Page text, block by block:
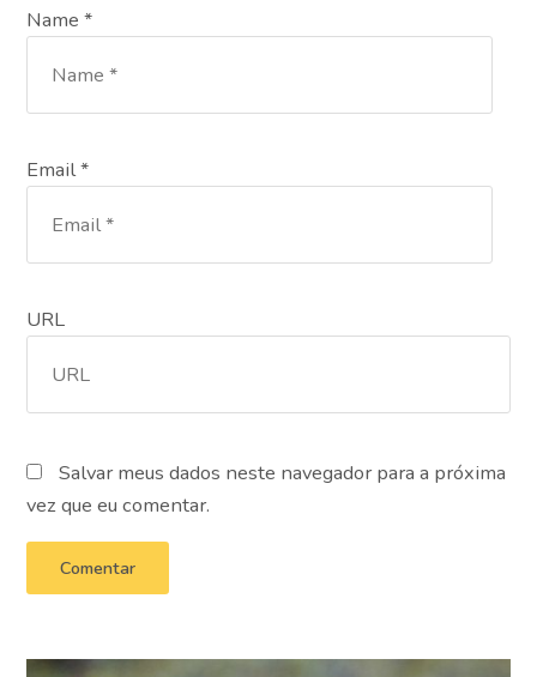
Name *
Email *
URL
Salvar meus dados neste navegador para a próxima
vez que eu comentar.